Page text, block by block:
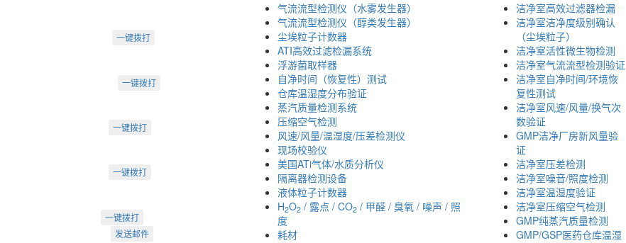
一键拨打
一键拨打
一键拨打
一键拨打
一键拨打
发送邮件
气流流型检测仪（水雾发生器）
气流流型检测仪（醇类发生器）
尘埃粒子计数器
ATI高效过滤检漏系统
浮游菌取样器
自净时间（恢复性）测试
仓库温湿度分布验证
蒸汽质量检测系统
压缩空气检测
风速/风量/温湿度/压差检测仪
现场校验仪
美国ATi气体/水质分析仪
隔离器检测设备
液体粒子计数器
H2O2 / 露点 / CO2 / 甲醛 / 臭氧 / 噪声 / 照
度
耗材
洁净室高效过滤器检漏
洁净室洁净度级别确认
（尘埃粒子）
洁净室活性微生物检测
洁净室气流流型检测验证
洁净室自净时间/环境恢
复性测试
洁净室风速/风量/换气次
数验证
GMP洁净厂房新风量验
证
洁净室压差检测
洁净室噪音/照度检测
洁净室温湿度验证
洁净室压缩空气检测
GMP纯蒸汽质量检测
GMP/GSP医药仓库温湿